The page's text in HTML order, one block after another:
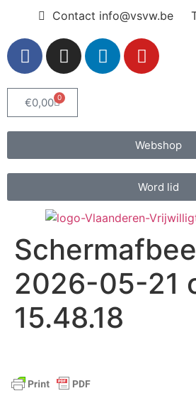
Contact info@vsvw.be
€0,00 0
Webshop
Word lid
2026-05-21
15.48.18